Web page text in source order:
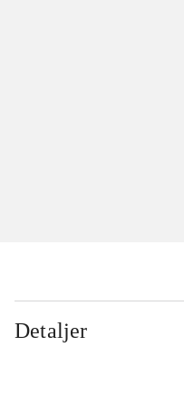
Detaljer